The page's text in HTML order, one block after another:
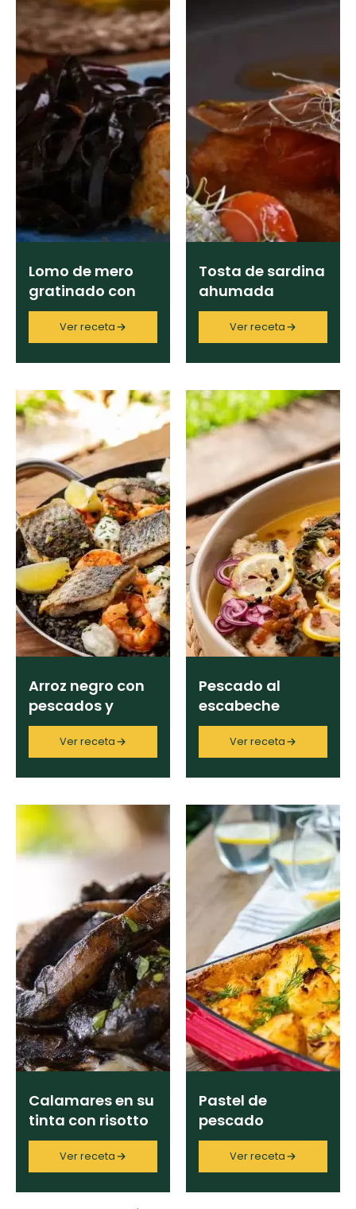
Lomo de mero
gratinado con
holandesa de
erizoVer receta
Tosta de sardina
ahumada
Ver receta
Arroz negro con
pescados y
mariscos
Ver receta
Pescado al
escabeche
Ver receta
Calamares en su
tinta con risotto
Ver receta
Pastel de
pescado
Ver receta